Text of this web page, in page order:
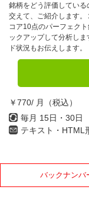
銘柄をどう評価してい
交えて、ご紹介します
コア10点のパーフェク
ックアップして分析し
ド状況もお伝えします。
￥770/ 月（税込）
毎月 15日・30日
テキスト・HTML
バックナンバ